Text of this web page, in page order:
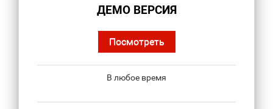
ДЕМО ВЕРСИЯ
Посмотреть
В любое время